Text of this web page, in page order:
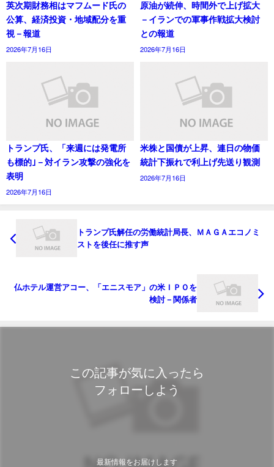
英次期財務相はマフムード氏の
公算、経済投資・地域配分を重
視－報道
2026年7月16日
原油が続伸、時間外で上げ拡大
－イランでの軍事作戦拡大検討
との報道
2026年7月16日
トランプ氏、「来週には発電所
も標的｣－対イラン攻撃の強化を
表明
2026年7月16日
米株と国債が上昇、連日の物価
統計下振れで利上げ先送り観測
2026年7月16日
トランプ氏解任の労働統計局長、ＭＡＧＡエコノミ
ストを後任に推す声
仏ホテル運営アコー、「エニスモア」の米ＩＰＯを
検討－関係者
この記事が気に入ったら
フォローしよう
最新情報をお届けします